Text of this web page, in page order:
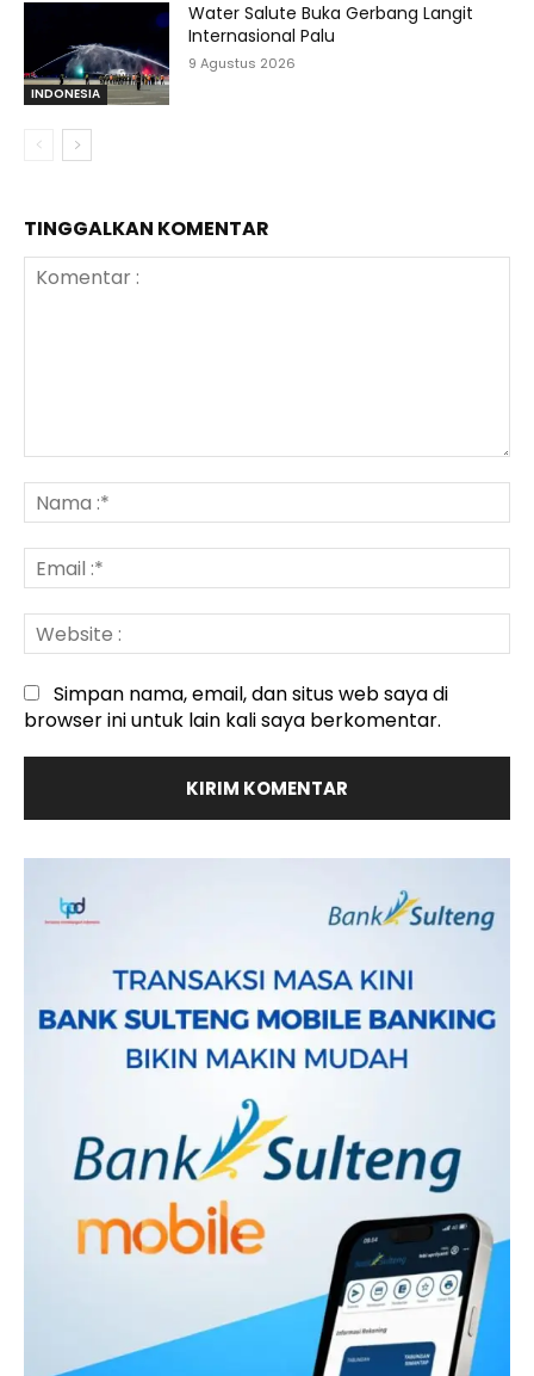
INDONESIA
Water Salute Buka Gerbang Langit
Internasional Palu
9 Agustus 2026
TINGGALKAN KOMENTAR
:*
:*
:
Simpan nama, email, dan situs web saya di
browser ini untuk lain kali saya berkomentar.